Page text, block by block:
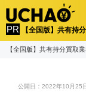
【全国版】共有持
【全国版】共有持分買取
公開日：2022年10月25日